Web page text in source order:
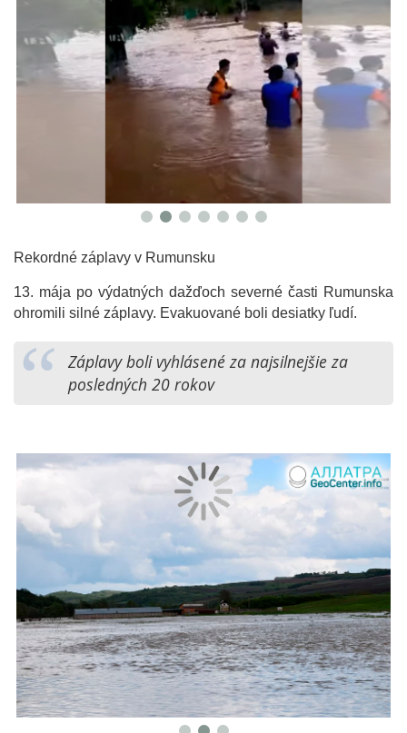
Rekordné záplavy v Rumunsku
13. mája po výdatných dažďoch severné časti Rumunska
ohromili silné záplavy. Evakuované boli desiatky ľudí.
Záplavy boli vyhlásené za najsilnejšie za
posledných 20 rokov